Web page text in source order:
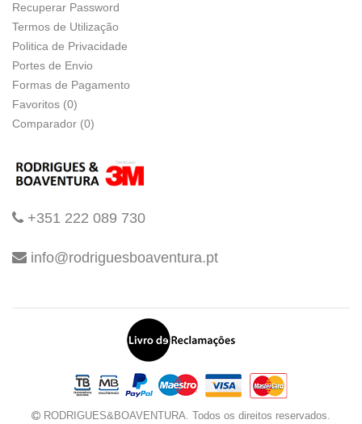
Recuperar Password
Termos de Utilização
Politica de Privacidade
Portes de Envio
Formas de Pagamento
Favoritos (0)
Comparador (0)
+351 222 089 730
info@rodriguesboaventura.pt
RODRIGUES&BOAVENTURA. Todos os direitos reservados.